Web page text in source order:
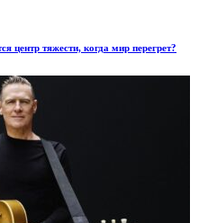
центр тяжести, когда мир перегрет?